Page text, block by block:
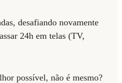
desafiando novamente
24h em telas (TV,
possível, não é mesmo?